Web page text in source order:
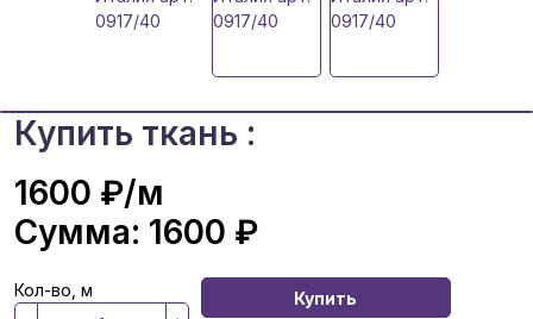
Купить ткань :
1600 ₽/м
Сумма: 1600 ₽
Кол-во, м Купить